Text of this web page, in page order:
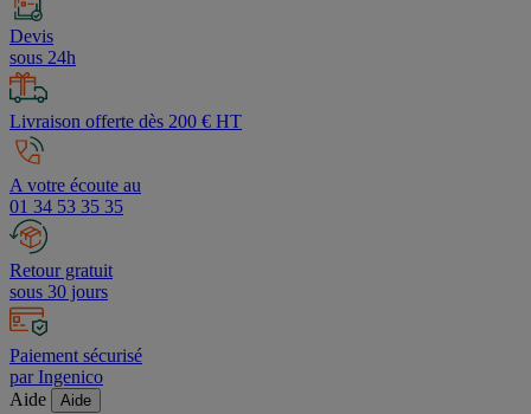
Devis
sous 24h
Livraison offerte dès 200 € HT
A votre écoute au
01 34 53 35 35
Retour gratuit
sous 30 jours
Paiement sécurisé
par Ingenico
Aide
Aide